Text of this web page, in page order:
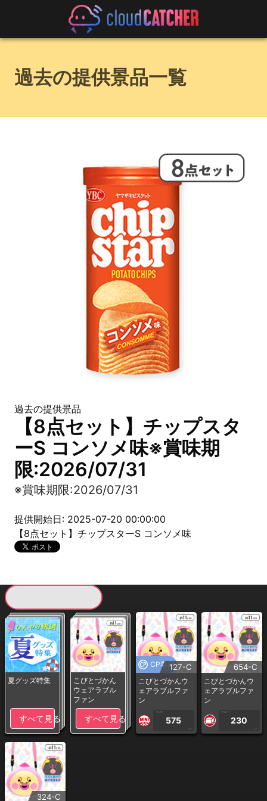
過去の提供景品一覧
過去の提供景品
【8点セット】チップスタ
ーS コンソメ味※賞味期
限:2026/07/31
※賞味期限:2026/07/31
提供開始日: 2025-07-20 00:00:00
【8点セット】チップスターS コンソメ味
夏グッズ特集
すべて見る
こびとづかん
ウェアラブル
ファン
すべて見る
CP専用127-C
こびとづかんウ
ェアラブルファ
ン
1PLAY
575
CP
654-C
こびとづかんウ
ェアラブルファ
ン
1PLAY
230
CP
324-C